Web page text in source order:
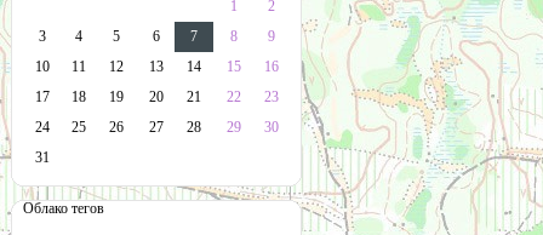
1
2
3
4 5 6 7 8
9
10
11 12 13 14 15
16
17
18 19 20 21 22
23
24
25 26 27 28 29
30
31
Облако тегов